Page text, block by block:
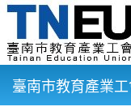
臺南市教育產業